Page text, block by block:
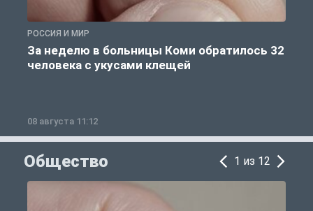
РОССИЯ И МИР
За неделю в больницы Коми обратилось 32
человека с укусами клещей
08 августа 11:12
Общество 1 из 12